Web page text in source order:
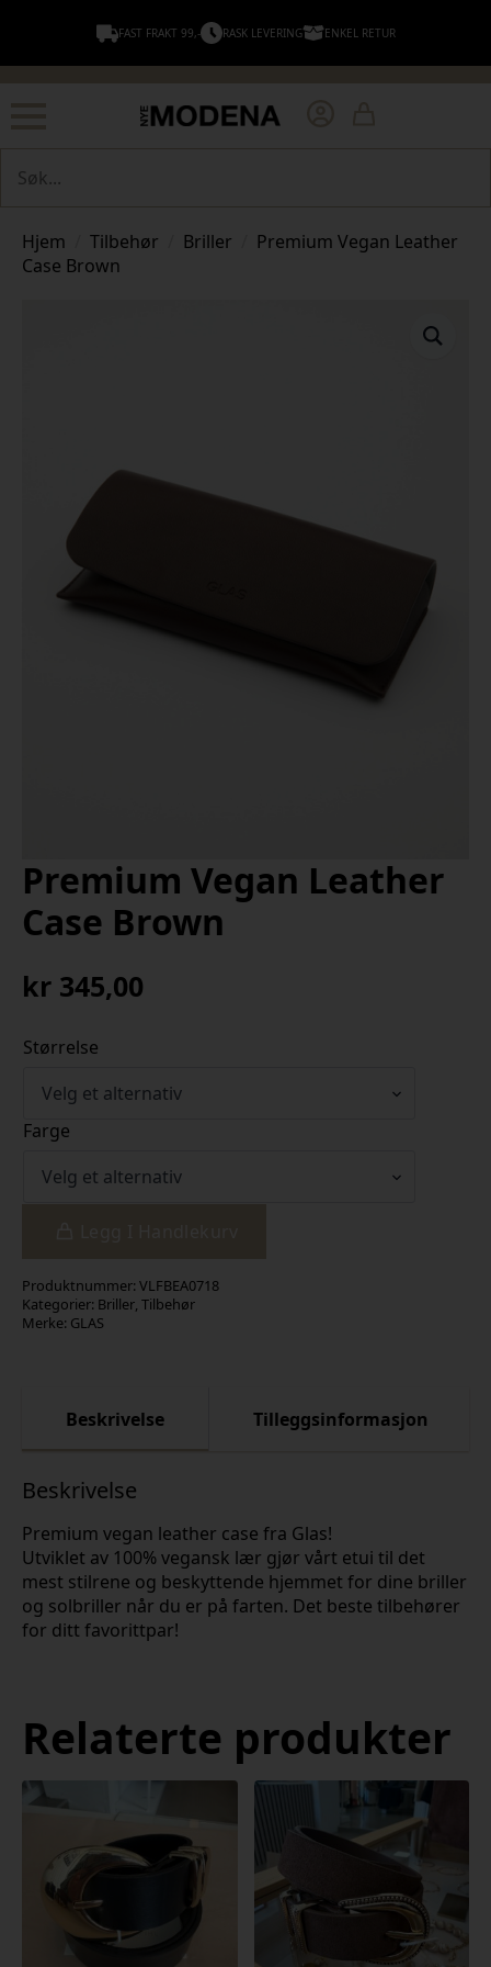
FAST FRAKT 99,- RASK LEVERING ENKEL RETUR
Hjem Tilbehør Briller
Premium Vegan Leather
Case Brown
Premium Vegan Leather
Case Brown
kr 345,00
Størrelse
Farge
Produktnummer: VLFBEA0718
Kategorier: Briller, Tilbehør
Merke: GLAS
Beskrivelse Tilleggsinformasjon
Beskrivelse
Premium vegan leather case fra Glas!
Utviklet av 100% vegansk lær gjør vårt etui til det
mest stilrene og beskyttende hjemmet for dine briller
og solbriller når du er på farten. Det beste tilbehører
for ditt favorittpar!
Relaterte produkter